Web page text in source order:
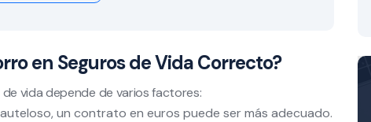
en Seguros de Vida Correcto?
vida depende de varios factores:
un contrato en euros puede ser más adecuado.